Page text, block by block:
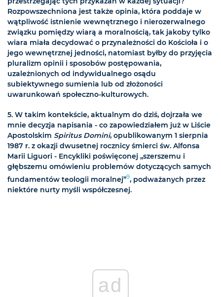
Rozpowszechniona jest także opinia, która poddaje w
wątpliwość istnienie wewnętrznego i nierozerwalnego
związku pomiędzy wiarą a moralnością, tak jakoby tylko
wiara miała decydować o przynależności do Kościoła i o
jego wewnętrznej jedności, natomiast byłby do przyjęcia
pluralizm opinii i sposobów postępowania,
uzależnionych od indywidualnego osądu
subiektywnego sumienia lub od złożoności
uwarunkowań społeczno-kulturowych.
5. W takim kontekście, aktualnym do dziś, dojrzała we
mnie decyzja napisania - co zapowiedziałem już w Liście
Apostolskim Spiritus Domini, opublikowanym 1 sierpnia
1987 r. z okazji dwusetnej rocznicy śmierci św. Alfonsa
Marii Liguori - Encykliki poświęconej „szerszemu i
głębszemu omówieniu problemów dotyczących samych
fundamentów teologii moralnej”9, podważanych przez
niektóre nurty myśli współczesnej.
ad